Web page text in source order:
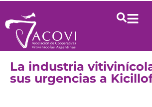
La industria
sus urgencias a